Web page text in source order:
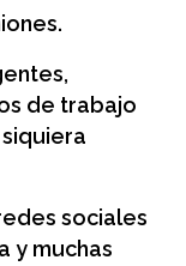
de trabajo
sociales
y muchas